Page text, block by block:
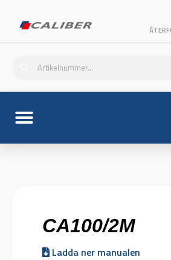
CA100/2M
Ladda ner manualen